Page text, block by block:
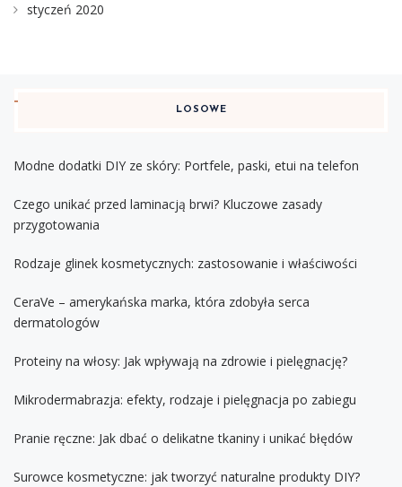
styczeń 2020
LOSOWE
Modne dodatki DIY ze skóry: Portfele, paski, etui na telefon
Czego unikać przed laminacją brwi? Kluczowe zasady
przygotowania
Rodzaje glinek kosmetycznych: zastosowanie i właściwości
CeraVe – amerykańska marka, która zdobyła serca
dermatologów
Proteiny na włosy: Jak wpływają na zdrowie i pielęgnację?
Mikrodermabrazja: efekty, rodzaje i pielęgnacja po zabiegu
Pranie ręczne: Jak dbać o delikatne tkaniny i unikać błędów
Surowce kosmetyczne: jak tworzyć naturalne produkty DIY?